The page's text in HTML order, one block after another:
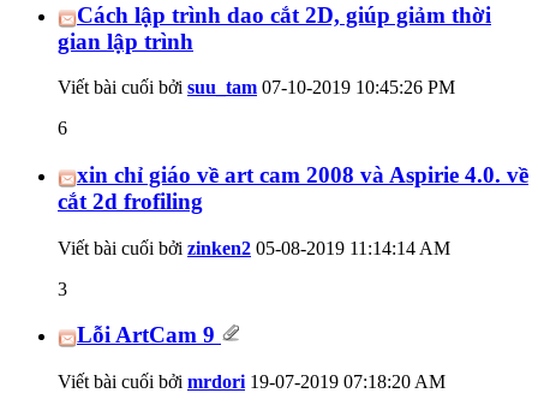
Cách lập trình dao cắt 2D, giúp giảm thời
gian lập trình
Viết bài cuối bởi suu_tam 07-10-2019 10:45:26 PM
6
xin chỉ giáo về art cam 2008 và Aspirie 4.0. về
cắt 2d frofiling
Viết bài cuối bởi zinken2 05-08-2019 11:14:14 AM
3
Lỗi ArtCam 9
Viết bài cuối bởi mrdori 19-07-2019 07:18:20 AM